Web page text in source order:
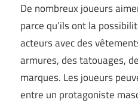
De nombreux joueurs
parce qu’ils ont la
acteurs avec des
armures, des tatouages,
marques. Les joueurs
entre un protagoniste